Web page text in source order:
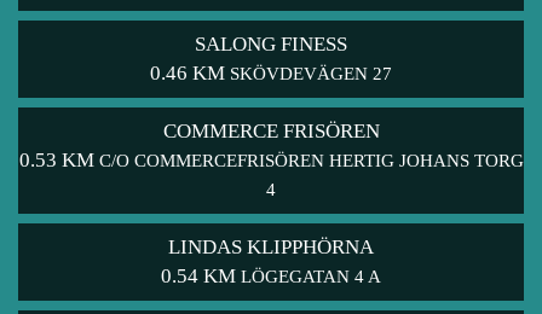
SALONG FINESS
0.46 KM SKÖVDEVÄGEN 27
COMMERCE FRISÖREN
0.53 KM C/O COMMERCEFRISÖREN HERTIG JOHANS TORG
4
LINDAS KLIPPHÖRNA
0.54 KM LÖGEGATAN 4 A